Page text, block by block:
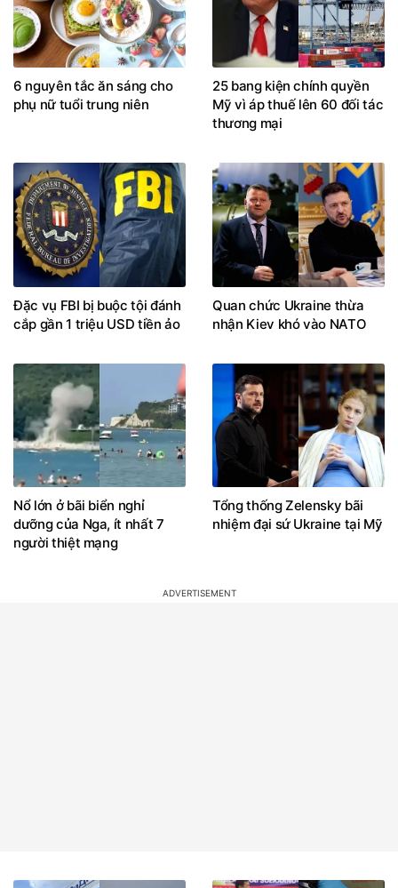
6 nguyên tắc ăn sáng cho
phụ nữ tuổi trung niên
25 bang kiện chính quyền
Mỹ vì áp thuế lên 60 đối tác
thương mại
Đặc vụ FBI bị buộc tội đánh
cắp gần 1 triệu USD tiền ảo
Quan chức Ukraine thừa
nhận Kiev khó vào NATO
Nổ lớn ở bãi biển nghỉ
dưỡng của Nga, ít nhất 7
người thiệt mạng
Tổng thống Zelensky bãi
nhiệm đại sứ Ukraine tại Mỹ